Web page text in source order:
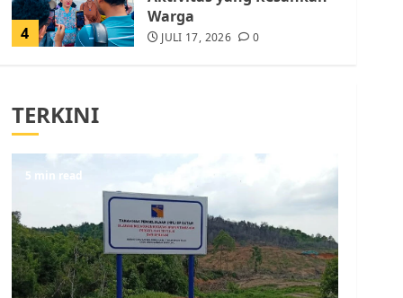
4
Warga
JULI 17, 2026 0
5 JULI 15, 2026
Pemko Batam Tegaskan
RT dan RW bukan Petugas
Pendataan dan
Pemungutan Pajak
TERKINI
5 min read